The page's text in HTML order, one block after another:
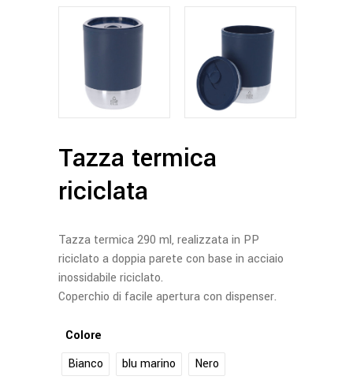
Tazza termica
riciclata
Tazza termica 290 ml, realizzata in PP
riciclato a doppia parete con base in acciaio
inossidabile riciclato.
Coperchio di facile apertura con dispenser.
Colore
Bianco
blu marino Nero